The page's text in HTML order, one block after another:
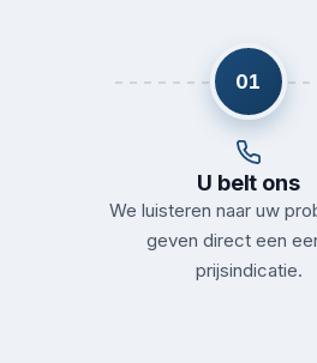
01
U belt ons
We luisteren naar uw
geven direct een
prijsindicatie.